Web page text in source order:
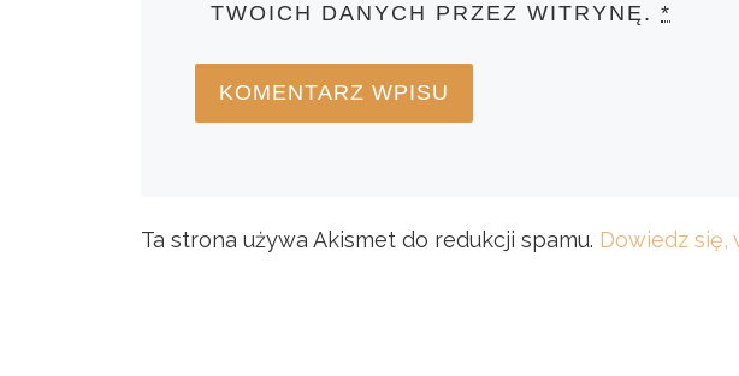
TWOICH DANYCH PRZEZ WITRYNĘ.*
Ta strona używa Akismet do redukcji spamu. Dowiedz się,